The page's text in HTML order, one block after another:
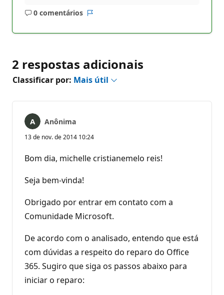
0 comentários
Sem
2 respostas adicionais
Classificar por: Mais útil
Anônima
13 de nov. de 2014 10:24
Bom dia, michelle cristianemelo reis!
Seja bem-vinda!
Obrigado por entrar em contato com a
Comunidade Microsoft.
De acordo com o analisado, entendo que está
com dúvidas a respeito do reparo do Office
365. Sugiro que siga os passos abaixo para
iniciar o reparo: